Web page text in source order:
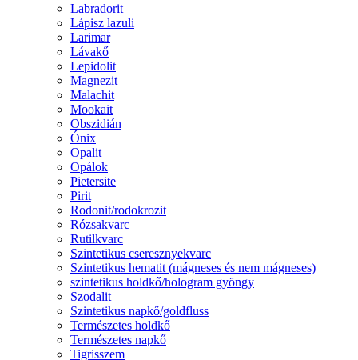
Labradorit
Lápisz lazuli
Larimar
Lávakő
Lepidolit
Magnezit
Malachit
Mookait
Obszidián
Ónix
Opalit
Opálok
Pietersite
Pirit
Rodonit/rodokrozit
Rózsakvarc
Rutilkvarc
Szintetikus cseresznyekvarc
Szintetikus hematit (mágneses és nem mágneses)
szintetikus holdkő/hologram gyöngy
Szodalit
Szintetikus napkő/goldfluss
Természetes holdkő
Természetes napkő
Tigrisszem